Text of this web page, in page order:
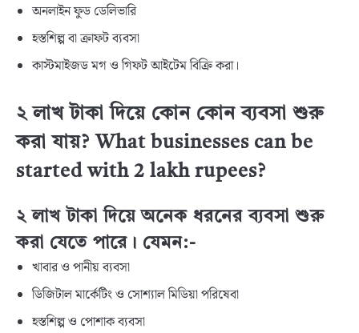
অনলাইন ফুড ডেলিভারি
হস্তশিল্প বা ক্রাফট ব্যবসা
কাস্টমাইজড মগ ও গিফট আইটেম বিক্রি করা।
২ লাখ টাকা দিয়ে কোন কোন ব্যবসা শুরু
করা যায়? What businesses can be
started with 2 lakh rupees?
২ লাখ টাকা দিয়ে অনেক ধরনের ব্যবসা শুরু
করা যেতে পারে। যেমন:-
খাবার ও পানীয় ব্যবসা
ডিজিটাল মার্কেটিং ও সোশ্যাল মিডিয়া পরিষেবা
হস্তশিল্প ও পোশাক ব্যবসা